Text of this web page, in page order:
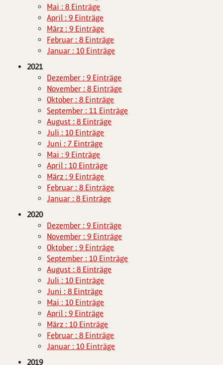
Mai : 8 Einträge
April : 9 Einträge
März : 9 Einträge
Februar : 8 Einträge
Januar : 10 Einträge
2021
Dezember : 9 Einträge
November : 8 Einträge
Oktober : 8 Einträge
September : 11 Einträge
August : 8 Einträge
Juli : 10 Einträge
Juni : 7 Einträge
Mai : 9 Einträge
April : 10 Einträge
März : 9 Einträge
Februar : 8 Einträge
Januar : 8 Einträge
2020
Dezember : 9 Einträge
November : 9 Einträge
Oktober : 9 Einträge
September : 10 Einträge
August : 8 Einträge
Juli : 10 Einträge
Juni : 8 Einträge
Mai : 10 Einträge
April : 9 Einträge
März : 10 Einträge
Februar : 8 Einträge
Januar : 10 Einträge
2019